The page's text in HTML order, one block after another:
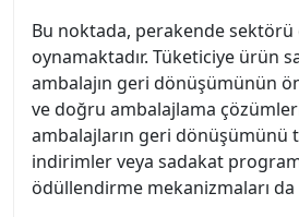
Bu noktada, perakende
oynamaktadır. Tüketiciye ürün
ambalajın geri dönüşümünün
ve doğru ambalajlama
ambalajların geri dönüşümünü
indirimler veya sadakat
ödüllendirme mekanizmaları da